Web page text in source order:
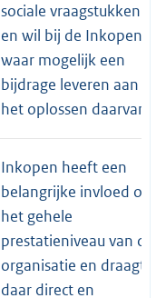
sociale vraagstukken
en wil bij de Inkopen
waar mogelijk een
bijdrage leveren aan
het oplossen daarvan.
Inkopen heeft een
belangrijke invloed op
het gehele
prestatieniveau van de
organisatie en draagt
daar direct en